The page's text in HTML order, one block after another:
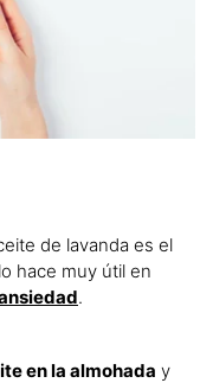
de lavanda es el
hace muy útil en
.
en la almohada y